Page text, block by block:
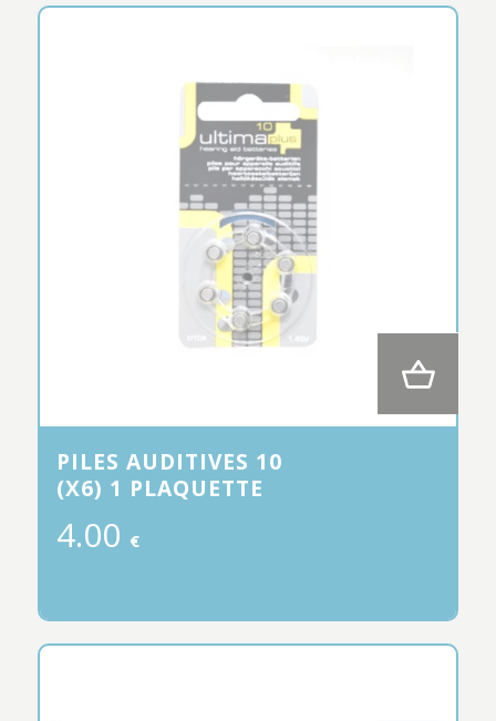
PILES AUDITIVES 10
(X6) 1 PLAQUETTE
4.00 €